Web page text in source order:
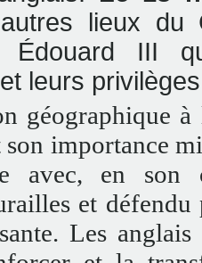
lieux du
Édouard III
leurs
géographique
importance
avec, en
et
Les